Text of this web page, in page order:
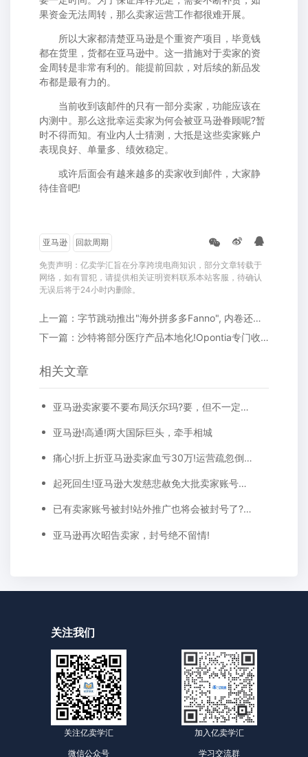
果资金无法周转，那么卖家运营工作都很难开展。
所以大家都清楚亚马逊是个重资产项目，毕竟钱
都在货里，货都在亚马逊中。这一措施对于卖家的资
金周转是非常有利的。能提前回款，对后续的新品发
布都是最有力的。
当前收到该邮件的只有一部分卖家，功能应该在
内测中。那么这批幸运卖家为何会被亚马逊眷顾呢?暂
时不得而知。有业内人士猜测，大抵是这些卖家账户
表现良好、单量多、绩效稳定。
或许后面会有越来越多的卖家收到邮件，大家静
待佳音吧!
亚马逊 回款周期
免责声明：亿卖学汇旨在分享跨境电商知识，部分文章转载于
网络，如有冒犯，请提供相关证明资料联系本站客服，待确认
无误后将于24小时内删除。
上一篇：字节跳动推出"海外拼多多Fanno", 内卷还是战略?
下一篇：沙特将部分医疗产品本地化!Opontia专门收购独立站，拿下4200万美元投资!
相关文章
亚马逊卖家要不要布局沃尔玛?要，但不一定成功
亚马逊!高通!两大国际巨头，牵手相城
痛心!折上折亚马逊卖家血亏30万!运营疏忽倒贴6万...
起死回生!亚马逊大发慈悲赦免大批卖家账号，严查之风将停歇?
已有卖家账号被封!站外推广也将会被封号了?亚马逊表示对这类违规操作严惩!
亚马逊再次昭告卖家，封号绝不留情!
关注我们
关注亿卖学汇
微信公众号
加入亿卖学汇
学习交流群